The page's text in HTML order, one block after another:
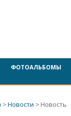
ФОТОАЛЬБОМЫ
>Новости > Новость